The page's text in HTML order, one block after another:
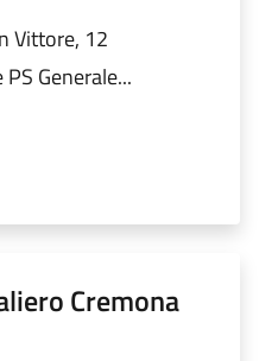
Vittore, 12
Generale...
Cremona